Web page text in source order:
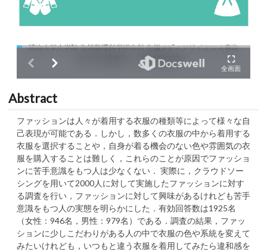
Abstract
ファッションは人々が着用する衣服の種類等によって様々な自
己表現が可能である．しかし，数多くの衣服の中から着用する
衣服を選択することや，自身が着る機会のない色や雰囲気の衣
服を購入することは難しく，これらのことが原因でファッショ
ンに苦手意識をもつ人は少なくない． 実際に，クラウドソー
シングを用いて2000人に対して実施したファッションに対す
る調査を行い，ファッションに対して興味があるけれども苦手
意識をもつ人の実態を明らかにした．有効回答数は1925名
（女性：946名，男性：979名）である．調査の結果，ファッ
ションに少しこだわりがある人の中で衣服の色や系統を変えて
みたいけれども，いつもと違う衣服を着用してみたら違和感を